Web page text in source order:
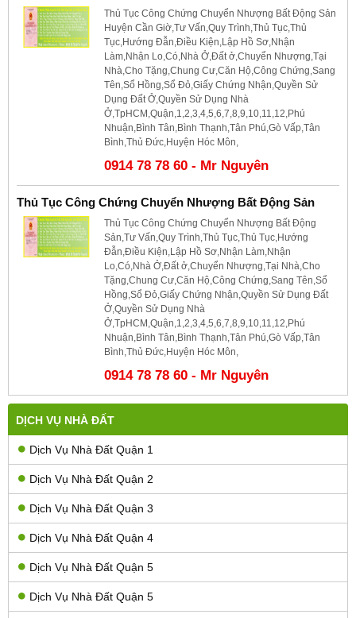
DỊCH VỤ NHÀ ĐẤT
Dịch Vụ Nhà Đất Quận 1
Dịch Vụ Nhà Đất Quận 2
Dịch Vụ Nhà Đất Quận 3
Dịch Vụ Nhà Đất Quận 4
Dịch Vụ Nhà Đất Quận 5
Dịch Vụ Nhà Đất Quận 5
Thủ Tục Công Chứng Chuyển Nhượng Bất Động Sản
Huyện Cần Giờ,Tư Vấn,Quy Trình,Thủ Tục,Thủ
Tục,Hướng Đẫn,Điều Kiện,Lập Hồ Sơ,Nhận
Làm,Nhận Lo,Có,Nhà Ở,Đất ở,Chuyển Nhượng,Tại
Nhà,Cho Tặng,Chung Cư,Căn Hộ,Công Chứng,Sang
Tên,Sổ Hồng,Sổ Đỏ,Giấy Chứng Nhận,Quyền Sử
Dụng Đất Ở,Quyền Sử Dụng Nhà
Ở,TpHCM,Quận,1,2,3,4,5,6,7,8,9,10,11,12,Phú
Nhuận,Bình Tân,Bình Thạnh,Tân Phú,Gò Vấp,Tân
Bình,Thủ Đức,Huyện Hóc Môn,
0914 78 78 60 - Mr Nguyên
Thủ Tục Công Chứng Chuyển Nhượng Bất Động Sản
Thủ Tục Công Chứng Chuyển Nhượng Bất Động
Sản,Tư Vấn,Quy Trình,Thủ Tục,Thủ Tục,Hướng
Đẫn,Điều Kiện,Lập Hồ Sơ,Nhận Làm,Nhận
Lo,Có,Nhà Ở,Đất ở,Chuyển Nhượng,Tại Nhà,Cho
Tặng,Chung Cư,Căn Hộ,Công Chứng,Sang Tên,Sổ
Hồng,Sổ Đỏ,Giấy Chứng Nhận,Quyền Sử Dụng Đất
Ở,Quyền Sử Dụng Nhà
Ở,TpHCM,Quận,1,2,3,4,5,6,7,8,9,10,11,12,Phú
Nhuận,Bình Tân,Bình Thạnh,Tân Phú,Gò Vấp,Tân
Bình,Thủ Đức,Huyện Hóc Môn,
0914 78 78 60 - Mr Nguyên